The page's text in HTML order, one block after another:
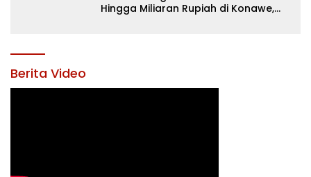
Hingga Miliaran Rupiah di Konawe,
Berita Video